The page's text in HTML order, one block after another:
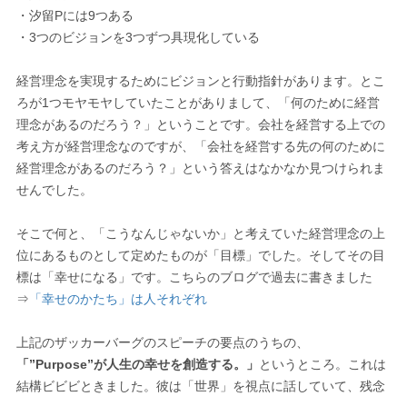
・汐留Pには9つある
・3つのビジョンを3つずつ具現化している
経営理念を実現するためにビジョンと行動指針があります。とこ
ろが1つモヤモヤしていたことがありまして、「何のために経営
理念があるのだろう？」ということです。会社を経営する上での
考え方が経営理念なのですが、「会社を経営する先の何のために
経営理念があるのだろう？」という答えはなかなか見つけられま
せんでした。
そこで何と、「こうなんじゃないか」と考えていた経営理念の上
位にあるものとして定めたものが「目標」でした。そしてその目
標は「幸せになる」です。こちらのブログで過去に書きました
⇒ 「幸せのかたち」は人それぞれ
上記のザッカーバーグのスピーチの要点のうちの、
「”Purpose”が人生の幸せを創造する。」 というところ。これは
結構ビビビときました。彼は「世界」を視点に話していて、残念